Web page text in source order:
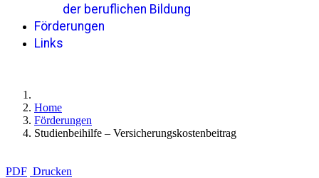
der beruflichen Bildung
Förderungen
Links
Home
Förderungen
Studienbeihilfe – Versicherungskostenbeitrag
PDF Drucken